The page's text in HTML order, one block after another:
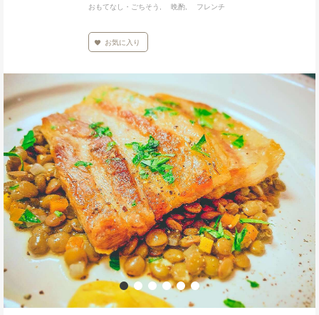
おもてなし・ごちそう 晩酌 フレンチ
お気に入り